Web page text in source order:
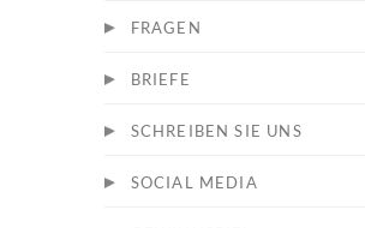
FRAGEN
BRIEFE
SCHREIBEN SIE UNS
SOCIAL MEDIA